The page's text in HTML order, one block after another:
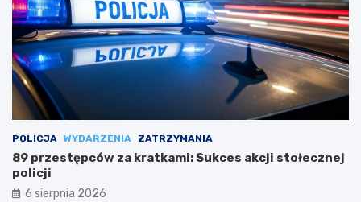
POLICJA WYDARZENIA ZATRZYMANIA
89 przestępców za kratkami: Sukces akcji stołecznej
policji
6 sierpnia 2026